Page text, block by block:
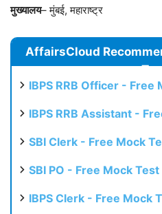
मुख्यालय– मुंबई, महाराष्ट्र
AffairsCloud
IBPS RRB Officer - Free
IBPS RRB Assistant -
SBI Clerk - Free Mock
SBI PO - Free Mock Test
IBPS Clerk - Free Mock